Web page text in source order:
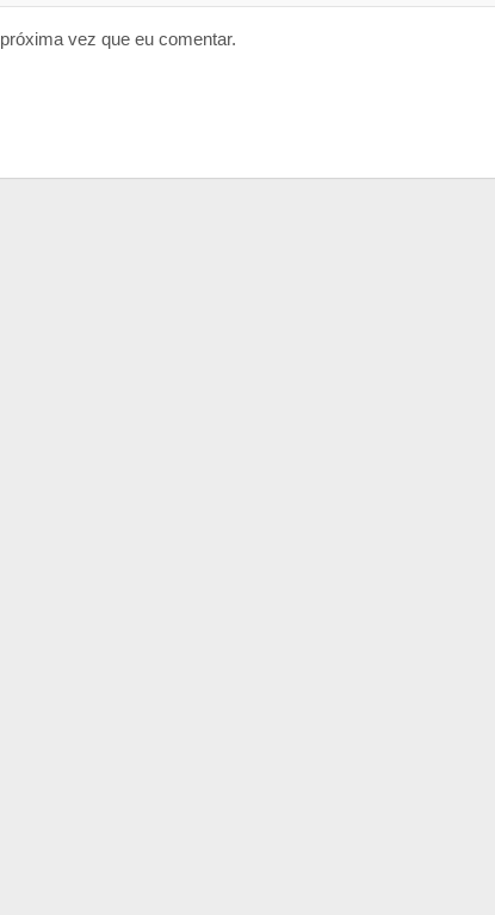
vez que eu comentar.